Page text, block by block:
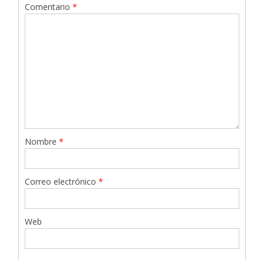
Comentario*
Nombre*
Correo electrónico*
Web